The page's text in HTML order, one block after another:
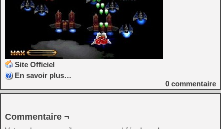
Site Officiel
En savoir plus…
0 commentaire
Commentaire ¬